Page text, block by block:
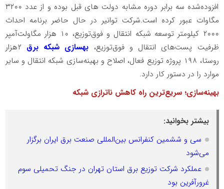
افزوده‌شده سه برابر دوره مشابه دولت های قبل بوده و از عدد ۳۲۰۰
مگاوات عبور کرده است.شرکت توانیر در حال حاضر برنامه احداث
۲۰۰۰ کیلومتر توسعه شبکه انتقال و فوق‌توزیع، ۱۰ هزار مگاولت‌آمپر
ظرفیت پست‌های انتقال و فوق‌توزیع، بهسازی شبکه برق
۲هزار
روستا، ۱۹۸ پروژه توزیع فعال، اصلاح و بهینه‌سازی شبکه انتقال و سایر
موارد را در دستور کار دارد.
بهینه‌سازی؛ سریع‌ترین راه کاهش ناترازی شبکه
بیشتر بخوانید:
سی‌ و ‌ششمین کنفرانس بین‌المللی صنعت برق ایران برگزار
می‌شود
عملکرد شرکت توزیع برق استان تهران در جنگ تحمیلی سوم
غرورآفرین بود